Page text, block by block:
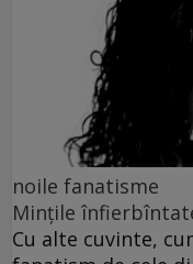
noile fanatisme
Mințile
Cu alte cuvinte,